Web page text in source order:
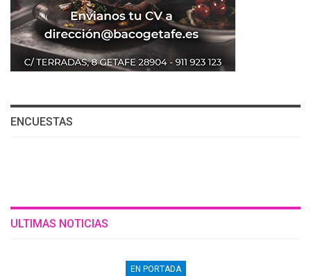
ENCUESTAS
ULTIMAS NOTICIAS
EN PORTADA